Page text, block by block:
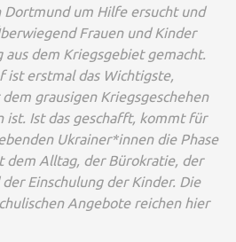
Dortmund um Hilfe ersucht und
Frauen und Kinder
aus dem Kriegsgebiet gemacht.
ist erstmal das Wichtigste,
grausigen Kriegsgeschehen
ist. Ist das geschafft, kommt für
Ukrainer*innen die Phase
dem Alltag, der Bürokratie, der
Einschulung der Kinder. Die
Angebote reichen hier